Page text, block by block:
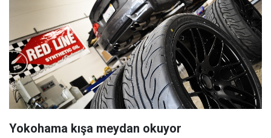
Yokohama kışa meydan okuyor